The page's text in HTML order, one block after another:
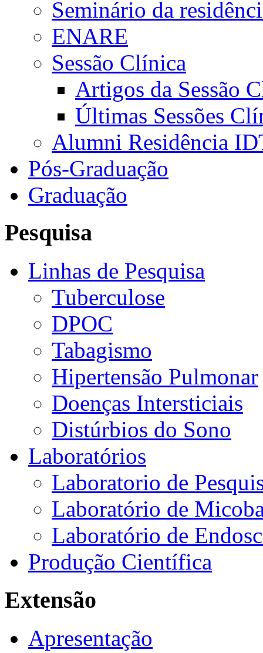
Seminário da
ENARE
Sessão Clínica
Artigos da Sessão
Últimas Sessões
Alumni Residência
Pós-Graduação
Graduação
Pesquisa
Linhas de Pesquisa
Tuberculose
DPOC
Tabagismo
Hipertensão Pulmonar
Doenças Intersticiais
Distúrbios do Sono
Laboratórios
Laboratorio de
Laboratório de
Laboratório de
Produção Científica
Extensão
Apresentação